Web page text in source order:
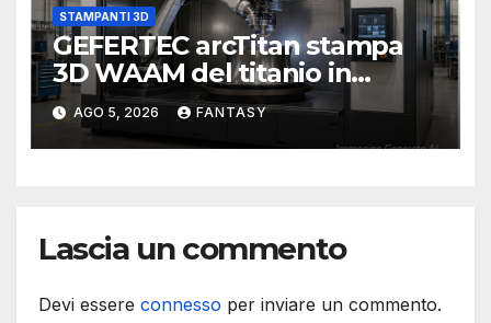
STAMPANTI 3D
GEFERTEC arcTitan stampa
3D WAAM del titanio in
camera inerte
AGO 5, 2026 FANTASY
Lascia un commento
Devi essere connesso per inviare un commento.